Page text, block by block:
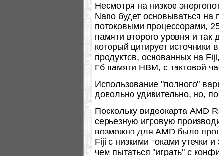
Несмотря на низкое
Nano будет основываться
потоковыми процессорами,
памяти второго уровня и так
который цитирует источники
продуктов, основанных на
Гб памяти HBM, с тактовой
Использование "полного"
довольно удивительно, но,
Поскольку видеокарта AMD
серьезную игровую
возможно для AMD было
Fiji с низкими токами утечки и
чем пытаться "играть" с